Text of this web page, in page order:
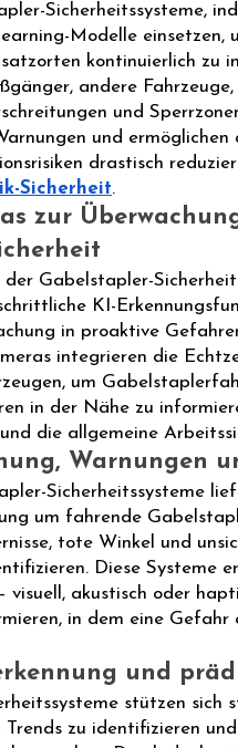
Sicherheitssysteme,
Modelle einsetzen,
kontinuierlich zu
andere Fahrzeuge,
und
und
drastisch
Sicherheit.
zur
der Gabelstapler-
KI-
in proaktive
integrieren die
um
in der Nähe zu
die allgemeine
Warnungen
Sicherheitssysteme
um fahrende
tote Winkel und
Diese Systeme
visuell, akustisch oder
in dem eine Gefahr
und
stützen sich
Trends zu identifizieren